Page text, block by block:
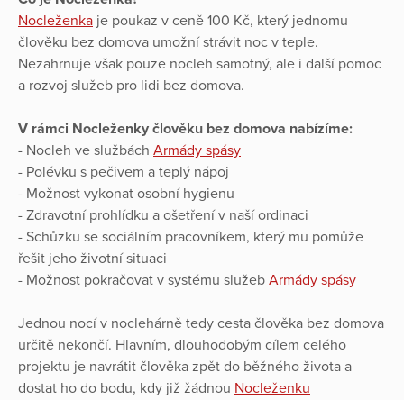
Nocleženka je poukaz v ceně 100 Kč, který jednomu
člověku bez domova umožní strávit noc v teple.
Nezahrnuje však pouze nocleh samotný, ale i další pomoc
a rozvoj služeb pro lidi bez domova.
V rámci Nocleženky člověku bez domova nabízíme:
- Nocleh ve službách Armády spásy
- Polévku s pečivem a teplý nápoj
- Možnost vykonat osobní hygienu
- Zdravotní prohlídku a ošetření v naší ordinaci
- Schůzku se sociálním pracovníkem, který mu pomůže
řešit jeho životní situaci
- Možnost pokračovat v systému služeb Armády spásy
Jednou nocí v noclehárně tedy cesta člověka bez domova
určitě nekončí. Hlavním, dlouhodobým cílem celého
projektu je navrátit člověka zpět do běžného života a
dostat ho do bodu, kdy již žádnou Nocleženku